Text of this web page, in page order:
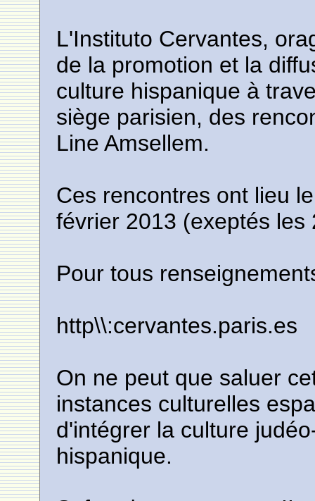
L'Instituto Cervantes,
de la promotion et la
culture hispanique à
siège parisien, des
Line Amsellem.
Ces rencontres ont lieu
février 2013 (exeptés
Pour tous
http\\:cervantes.paris.es
On ne peut que saluer
instances culturelles
d'intégrer la culture
hispanique.